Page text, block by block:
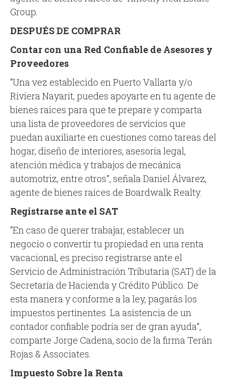
Group.
DESPUÉS DE COMPRAR
Contar con una Red Confiable de Asesores y
Proveedores
“Una vez establecido en Puerto Vallarta y/o
Riviera Nayarit, puedes apoyarte en tu agente de
bienes raíces para que te prepare y comparta
una lista de proveedores de servicios que
puedan auxiliarte en cuestiones como tareas del
hogar, diseño de interiores, asesoría legal,
atención médica y trabajos de mecánica
automotriz, entre otros”, señala Daniel Álvarez,
agente de bienes raíces de Boardwalk Realty.
Registrarse ante el SAT
“En caso de querer trabajar, establecer un
negocio o convertir tu propiedad en una renta
vacacional, es preciso registrarse ante el
Servicio de Administración Tributaria (SAT) de la
Secretaría de Hacienda y Crédito Público. De
esta manera y conforme a la ley, pagarás los
impuestos pertinentes. La asistencia de un
contador confiable podría ser de gran ayuda”,
comparte Jorge Cadena, socio de la firma Terán
Rojas & Associates.
Impuesto Sobre la Renta